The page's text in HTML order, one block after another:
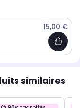
15,00 €
similaires